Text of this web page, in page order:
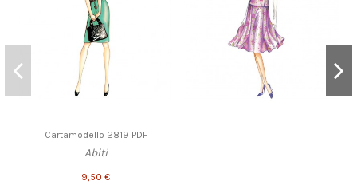
Cartamodello 2819 PDF
Abiti
9,50 €